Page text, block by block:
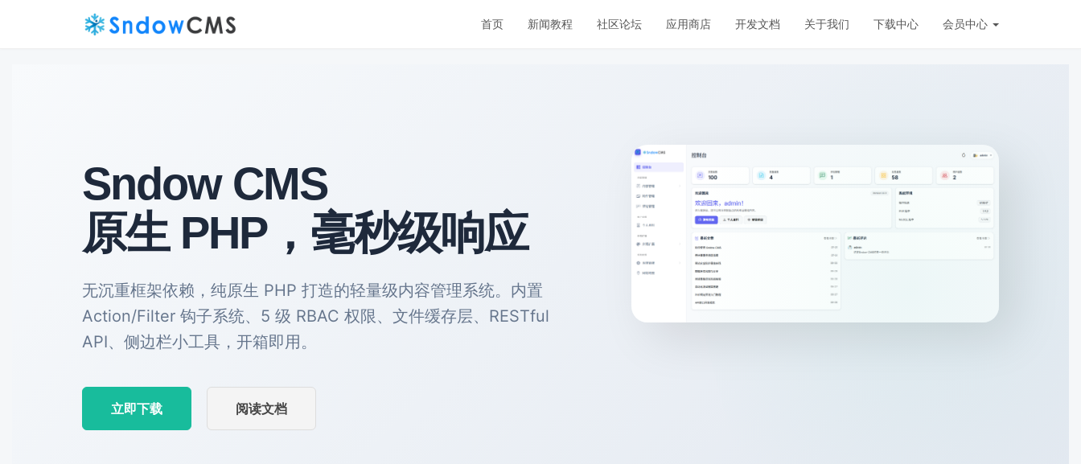
首页 新闻教程 社区论坛 应用商店 开发文档 关于我们 下载中心 会员中心
Sndow CMS
原生 PHP，毫秒级响应
无沉重框架依赖，纯原生 PHP 打造的轻量级内容管理系统。内置
Action/Filter 钩子系统、5 级 RBAC 权限、文件缓存层、RESTful
API、侧边栏小工具，开箱即用。
立即下载 阅读文档